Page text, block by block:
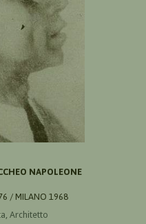
NAPOLEONE
/ MILANO 1968
Architetto